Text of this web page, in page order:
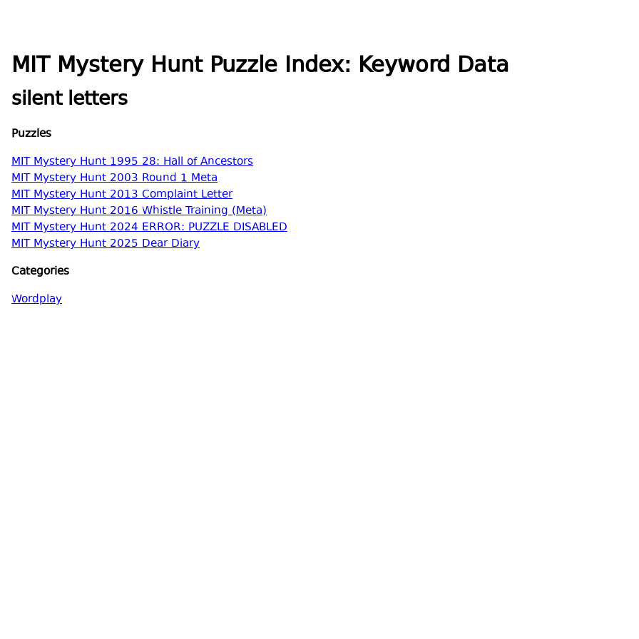
MIT Mystery Hunt Puzzle Index: Keyword Data
silent letters
Puzzles
MIT Mystery Hunt 1995 28: Hall of Ancestors
MIT Mystery Hunt 2003 Round 1 Meta
MIT Mystery Hunt 2013 Complaint Letter
MIT Mystery Hunt 2016 Whistle Training (Meta)
MIT Mystery Hunt 2024 ERROR: PUZZLE DISABLED
MIT Mystery Hunt 2025 Dear Diary
Categories
Wordplay